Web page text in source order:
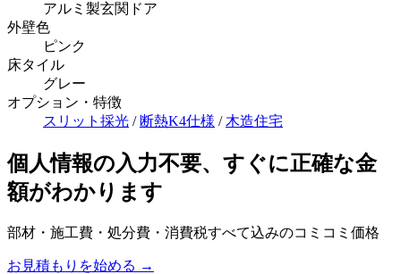
アルミ製玄関ドア
外壁色
ピンク
床タイル
グレー
オプション・特徴
スリット採光 / 断熱K4仕様 / 木造住宅
個人情報の入力不要、すぐに正確な金
額がわかります
部材・施工費・処分費・消費税すべて込みのコミコミ価格
お見積もりを始める →